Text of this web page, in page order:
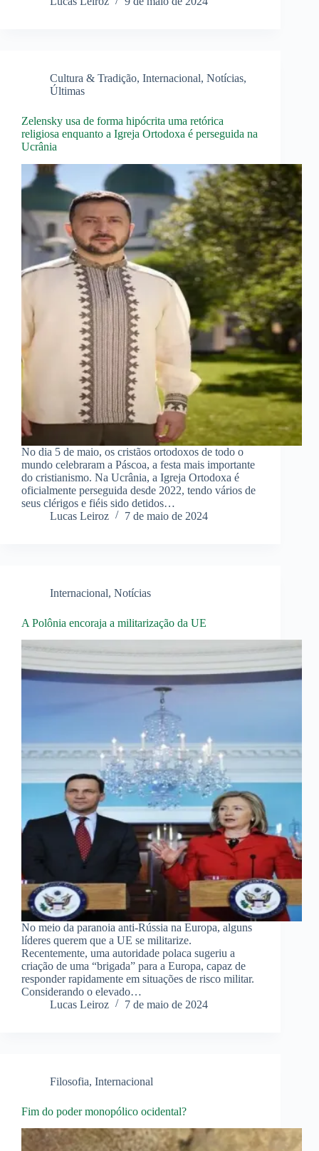
Cultura & Tradição, Internacional, Notícias,
Últimas
Zelensky usa de forma hipócrita uma retórica
religiosa enquanto a Igreja Ortodoxa é perseguida na
Ucrânia
No dia 5 de maio, os cristãos ortodoxos de todo o
mundo celebraram a Páscoa, a festa mais importante
do cristianismo. Na Ucrânia, a Igreja Ortodoxa é
oficialmente perseguida desde 2022, tendo vários de
seus clérigos e fiéis sido detidos…
Lucas Leiroz
7 de maio de 2024
Internacional, Notícias
A Polônia encoraja a militarização da UE
No meio da paranoia anti-Rússia na Europa, alguns
líderes querem que a UE se militarize.
Recentemente, uma autoridade polaca sugeriu a
criação de uma “brigada” para a Europa, capaz de
responder rapidamente em situações de risco militar.
Considerando o elevado…
Lucas Leiroz
7 de maio de 2024
Filosofia, Internacional
Fim do poder monopólico ocidental?